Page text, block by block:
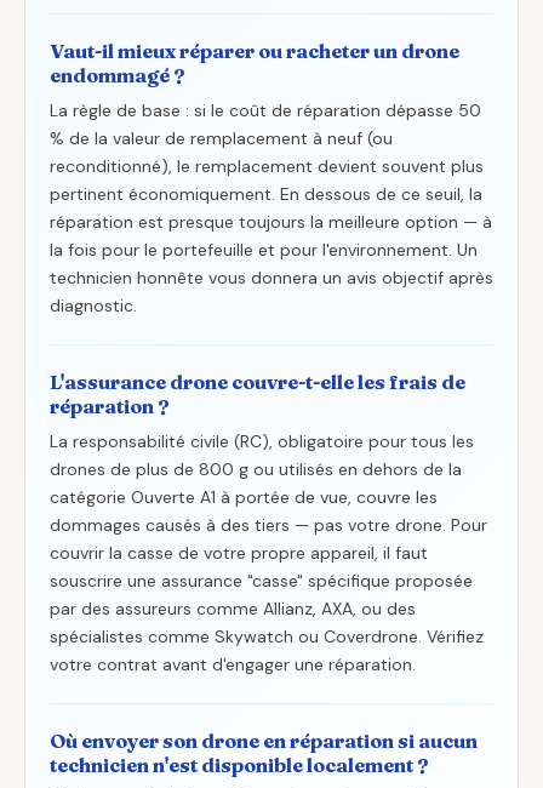
Vaut-il mieux réparer ou racheter un drone
endommagé ?
La règle de base : si le coût de réparation dépasse 50
% de la valeur de remplacement à neuf (ou
reconditionné), le remplacement devient souvent plus
pertinent économiquement. En dessous de ce seuil, la
réparation est presque toujours la meilleure option — à
la fois pour le portefeuille et pour l'environnement. Un
technicien honnête vous donnera un avis objectif après
diagnostic.
L'assurance drone couvre-t-elle les frais de
réparation ?
La responsabilité civile (RC), obligatoire pour tous les
drones de plus de 800 g ou utilisés en dehors de la
catégorie Ouverte A1 à portée de vue, couvre les
dommages causés à des tiers — pas votre drone. Pour
couvrir la casse de votre propre appareil, il faut
souscrire une assurance "casse" spécifique proposée
par des assureurs comme Allianz, AXA, ou des
spécialistes comme Skywatch ou Coverdrone. Vérifiez
votre contrat avant d'engager une réparation.
Où envoyer son drone en réparation si aucun
technicien n'est disponible localement ?